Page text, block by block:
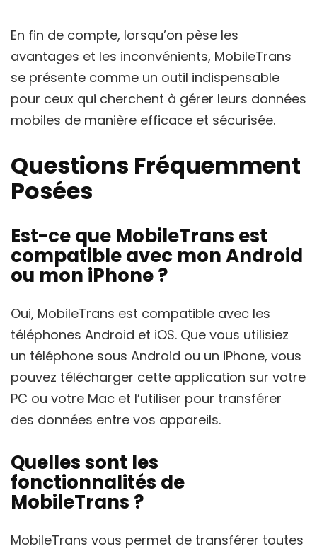
En fin de compte, lorsqu’on pèse les
avantages et les inconvénients, MobileTrans
se présente comme un outil indispensable
pour ceux qui cherchent à gérer leurs données
mobiles de manière efficace et sécurisée.
Questions Fréquemment
Posées
Est-ce que MobileTrans est
compatible avec monAndroid
ou mon iPhone?
Oui, MobileTrans est compatible avec les
téléphones Android et iOS. Que vous utilisiez
un téléphone sous Android ou un iPhone, vous
pouvez télécharger cette application sur votre
PC ou votre Mac et l’utiliser pour transférer
des données entre vos appareils.
Quelles sont les
fonctionnalités de
MobileTrans ?
MobileTrans vous permet de transférer toutes